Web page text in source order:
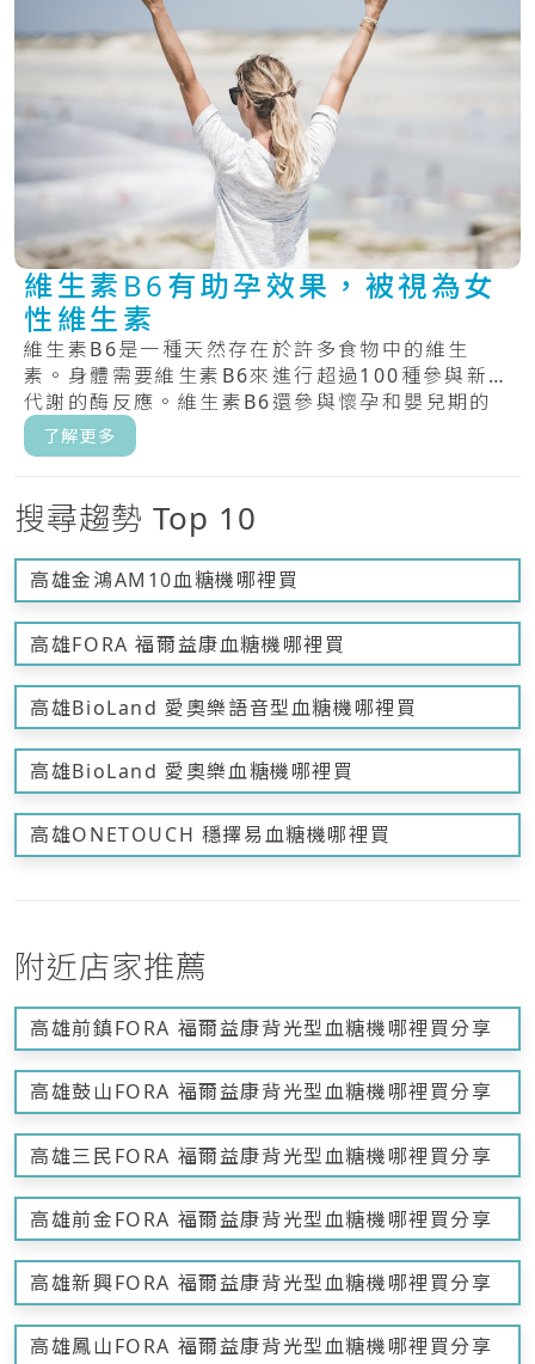
維生素B6有助孕效果，被視為女
性維生素
維生素B6是一種天然存在於許多食物中的維生
素。身體需要維生素B6來進行超過100種參與新陳
代謝的酶反應。維生素B6還參與懷孕和嬰兒期的
大.....
了解更多
搜尋趨勢 Top 10
高雄金鴻AM10血糖機哪裡買
高雄FORA 福爾益康血糖機哪裡買
高雄BioLand 愛奧樂語音型血糖機哪裡買
高雄BioLand 愛奧樂血糖機哪裡買
高雄ONETOUCH 穩擇易血糖機哪裡買
附近店家推薦
高雄前鎮FORA 福爾益康背光型血糖機哪裡買分享
高雄鼓山FORA 福爾益康背光型血糖機哪裡買分享
高雄三民FORA 福爾益康背光型血糖機哪裡買分享
高雄前金FORA 福爾益康背光型血糖機哪裡買分享
高雄新興FORA 福爾益康背光型血糖機哪裡買分享
高雄鳳山FORA 福爾益康背光型血糖機哪裡買分享